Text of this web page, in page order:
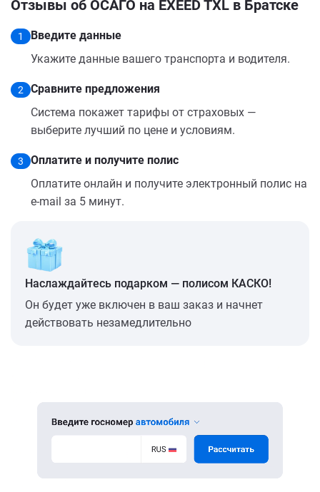
Отзывы об ОСАГО на EXEED TXL в Братске
1
Введите данные
Укажите данные вашего транспорта и водителя.
2
Сравните предложения
Система покажет тарифы от страховых —
выберите лучший по цене и условиям.
3
Оплатите и получите полис
Оплатите онлайн и получите электронный полис на
e-mail за 5 минут.
Наслаждайтесь подарком — полисом КАСКО!
Он будет уже включен в ваш заказ и начнет
действовать незамедлительно